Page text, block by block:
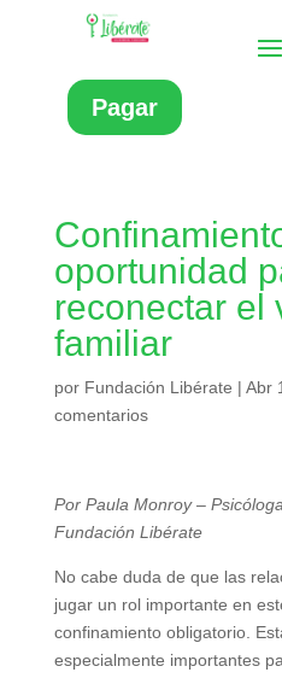
Pagar
oportunidad
reconectar el
familiar
por Fundación Libérate | Abr
comentarios
Por Paula Monroy –
Fundación Libérate
No cabe duda de que las
jugar un rol importante en
confinamiento obligatorio.
especialmente importantes